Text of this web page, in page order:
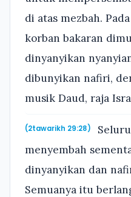
di atas mezbah.
korban bakaran
dinyanyikan
dibunyikan nafiri,
musik Daud, raja
(2tawarikh 29:28)
menyembah
dinyanyikan dan
Semuanya itu